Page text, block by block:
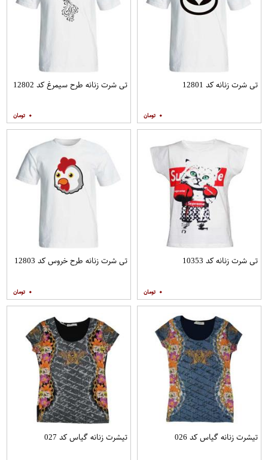
تی شرت زنانه کد 12801
۰
تی شرت زنانه طرح سیمرغ کد 12802
۰
تی شرت زنانه کد 10353
۰
تی شرت زنانه طرح خروس کد 12803
۰
تیشرت زنانه گیاس کد 026 تیشرت زنانه گیاس کد 027